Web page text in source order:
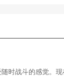
时战斗的感觉。